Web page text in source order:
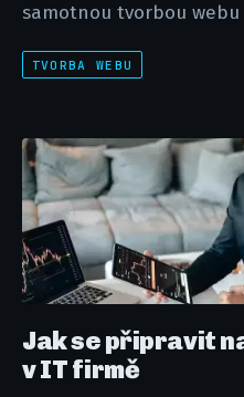
samotnou tvorbou webu
TVORBA WEBU
Jak se připravit
v IT firmě